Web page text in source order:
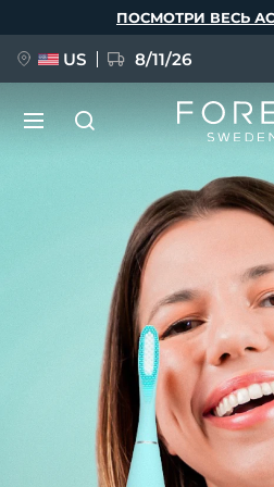
ПОСМОТРИ ВЕСЬ
US 8/11/26
FAQ™ Pure Beauty-Tech
BREAKING NEWS
issa™ Teeth Whitening Set
Deutsch
Français
Italiano
Svenska
简体中文